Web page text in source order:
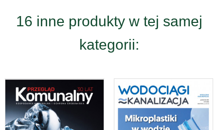
16 inne produkty w tej samej
kategorii: